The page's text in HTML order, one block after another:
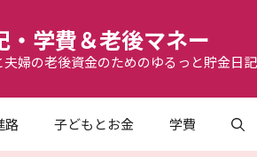
・学費＆老後マネー
婦の老後資金のためのゆるっと貯金日記
路 子どもとお金 学費